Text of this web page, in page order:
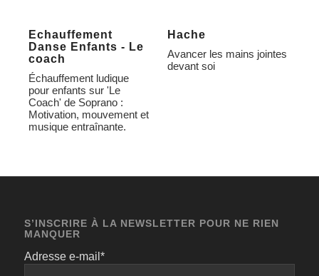
Echauffement
Danse Enfants - Le
coach
Échauffement ludique
pour enfants sur 'Le
Coach' de Soprano :
Motivation, mouvement et
musique entraînante.
Hache
Avancer les mains jointes
devant soi
S’INSCRIRE À LA NEWSLETTER POUR NE RIEN
MANQUER
Adresse e-mail*